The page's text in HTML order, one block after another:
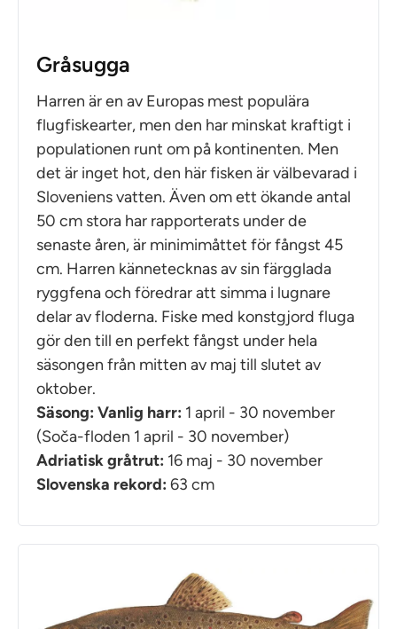
Gråsugga
Harren är en av Europas mest populära
flugfiskearter, men den har minskat kraftigt i
populationen runt om på kontinenten. Men
det är inget hot, den här fisken är välbevarad i
Sloveniens vatten. Även om ett ökande antal
50 cm stora har rapporterats under de
senaste åren, är minimimåttet för fångst 45
cm. Harren kännetecknas av sin färgglada
ryggfena och föredrar att simma i lugnare
delar av floderna. Fiske med konstgjord fluga
gör den till en perfekt fångst under hela
säsongen från mitten av maj till slutet av
oktober.
Säsong: Vanlig harr: 1 april - 30 november
(Soča-floden 1 april - 30 november)
Adriatisk gråtrut: 16 maj - 30 november
Slovenska rekord: 63 cm